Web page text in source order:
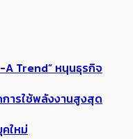
A Trend” หนุนธุรกิจ
การใช้พลังงานสูงสุด
ใหม่